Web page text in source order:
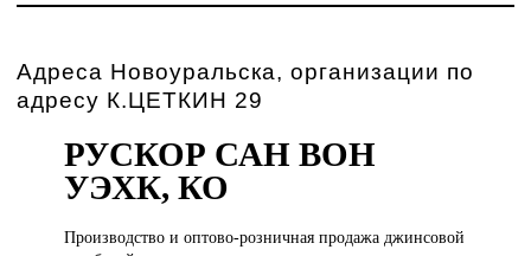
Адреса Новоуральска, организации по
адресу К.ЦЕТКИН 29
РУСКОР САН ВОН
УЭХК, КО
Производство иоптово-розничная продажа джинсовой